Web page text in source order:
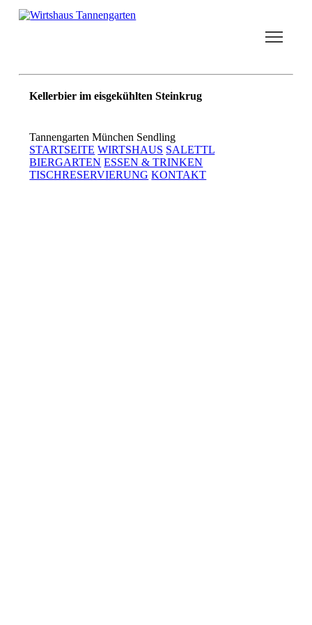
Kellerbier im eisgekühlten Steinkrug
Tannengarten München Sendling
STARTSEITE WIRTSHAUS SALETTL
BIERGARTEN ESSEN & TRINKEN
TISCHRESERVIERUNG KONTAKT